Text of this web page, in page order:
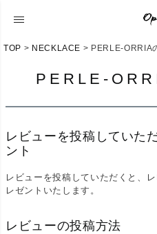
TOP NECKLACE PERLE-ORRIA
PERLE-
レビューを投稿していた
ント
レビューを投稿していただくと、
レゼントいたします。
レビューの投稿方法